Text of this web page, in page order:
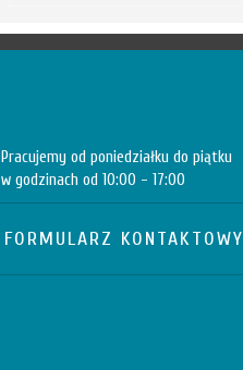
Pracujemy od poniedziałku do piątku
w godzinach od 10:00 - 17:00
FORMULARZ KONTAKTOWY